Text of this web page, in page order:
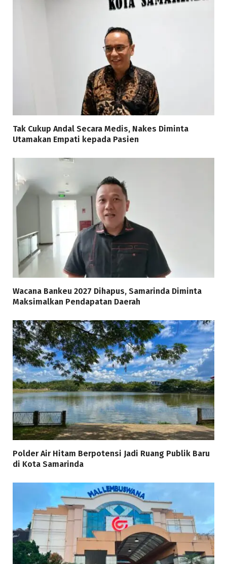
Tak Cukup Andal Secara Medis, Nakes Diminta
Utamakan Empati kepada Pasien
Wacana Bankeu 2027 Dihapus, Samarinda Diminta
Maksimalkan Pendapatan Daerah
Polder Air Hitam Berpotensi Jadi Ruang Publik Baru
di Kota Samarinda